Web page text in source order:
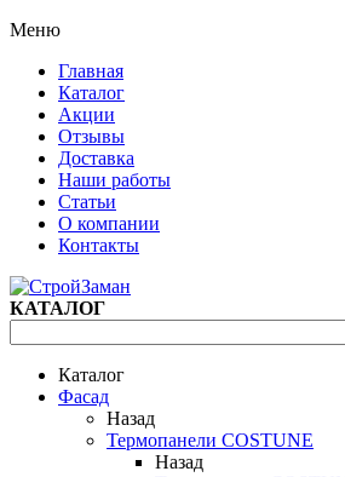
Меню
Главная
Каталог
Акции
Отзывы
Доставка
Наши работы
Статьи
О компании
Контакты
КАТАЛОГ
Каталог
Фасад
Назад
Термопанели COSTUNE
Назад